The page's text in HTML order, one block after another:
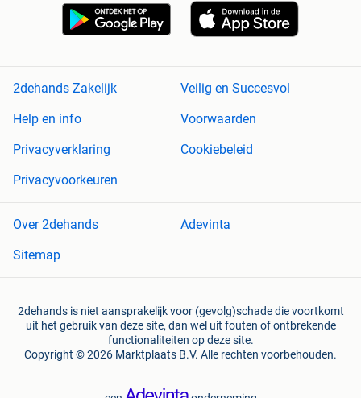
2dehands Zakelijk
Veilig en Succesvol
Help en info
Voorwaarden
Privacyverklaring
Cookiebeleid
Privacyvoorkeuren
Over 2dehands
Adevinta
Sitemap
2dehands is niet aansprakelijk voor (gevolg)schade die voortkomt
uit het gebruik van deze site, dan wel uit fouten of ontbrekende
functionaliteiten op deze site.
Copyright © 2026 Marktplaats B.V. Alle rechten voorbehouden.